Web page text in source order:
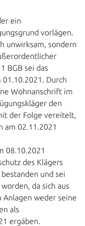
ein
vorlägen.
unwirksam, sondern
BGB sei das
Durch
Wohnanschrift im
den
der Folge vereitelt,
am 02.11.2021
08.10.2021
des Klägers
und sei
da sich aus
weder seine
als
ergäben.